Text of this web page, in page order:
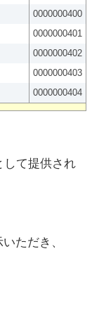
0000000400
0000000401
0000000402
0000000403
0000000404
して提供され
ただき、